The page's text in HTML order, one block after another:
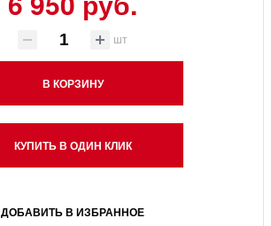
шт
В КОРЗИНУ
КУПИТЬ В ОДИН КЛИК
ДОБАВИТЬ В ИЗБРАННОЕ